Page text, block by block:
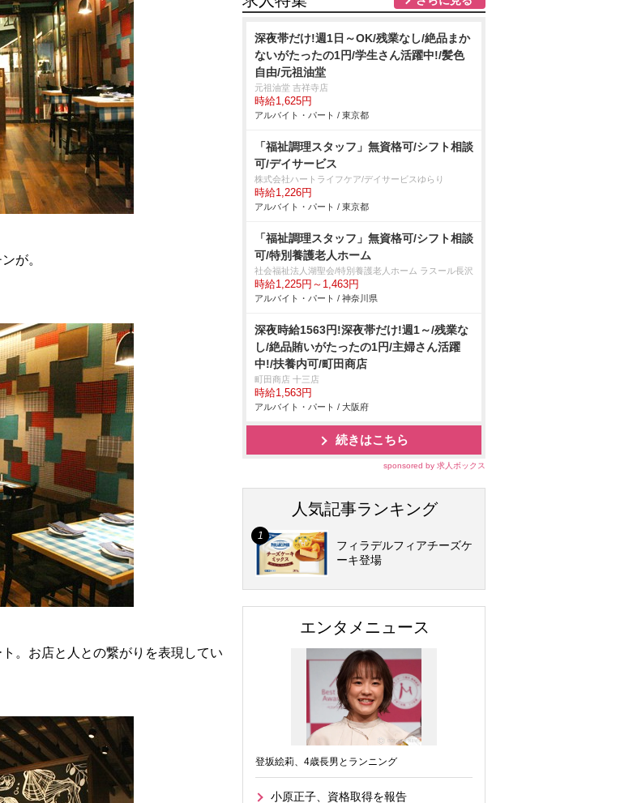
が。
。お店と人との繋がりを表現してい
深夜帯だけ!週1日～OK/残業なし/絶品まか
ないがたったの1円/学生さん活躍中!/髪色
自由/元祖油堂
元祖油堂 吉祥寺店
時給1,625円
アルバイト・パート / 東京都
「福祉調理スタッフ」無資格可/シフト相談
可/デイサービス
株式会社ハートライフケア/デイサービスゆらり
時給1,226円
アルバイト・パート / 東京都
「福祉調理スタッフ」無資格可/シフト相談
可/特別養護老人ホーム
社会福祉法人湖聖会/特別養護老人ホーム ラスール長沢
時給1,225円～1,463円
アルバイト・パート / 神奈川県
深夜時給1563円!深夜帯だけ!週1～/残業な
し/絶品賄いがたったの1円/主婦さん活躍
中!/扶養内可/町田商店
町田商店 十三店
時給1,563円
アルバイト・パート / 大阪府
続きはこちら
sponsored by 求人ボックス
人気記事ランキング
フィラデルフィアチーズケ
ーキ登場
エンタメニュース
登坂絵莉、4歳長男とランニング
小原正子、資格取得を報告